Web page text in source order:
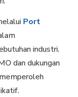
Port
industri.
dan dukungan